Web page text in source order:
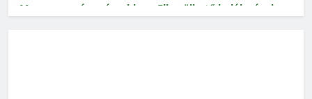
Magyarország számokban: Elkerülhető halálozások